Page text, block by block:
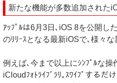
新たな機能が多数追加された
ｱｯﾌﾟﾙは6月3日､iOS 8を公開し
のﾘﾘｰｽとなる最新iOSで､様々
例えば､今まで以上にｼﾝﾌﾟﾙな操
iCloudﾌｫﾄﾗｲﾌﾞﾗﾘ｡ｽﾜｲﾌﾟするだ